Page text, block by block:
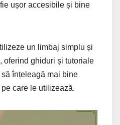
ușor accesibile și bine
un limbaj simplu și
oferind ghiduri și tutoriale
înțeleagă mai bine
care le utilizează.